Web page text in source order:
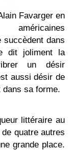
Favarger en
succèdent dans
dit joliment la
un désir
aussi désir de
sa forme.
littéraire au
quatre autres
grande place.